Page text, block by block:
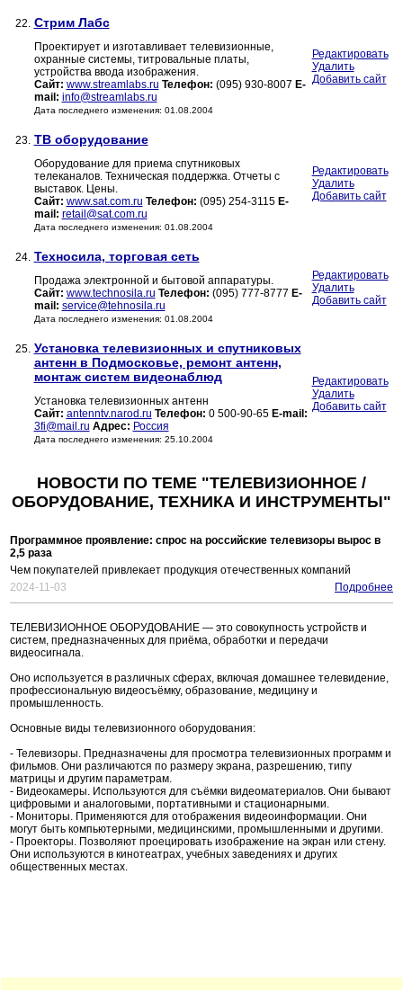
22. Стрим Лабс
Проектирует и изготавливает телевизионные,
охранные системы, титровальные платы,
устройства ввода изображения.
Сайт: www.streamlabs.ru Телефон: (095) 930-8007 E-
mail: info@streamlabs.ru
Дата последнего изменения: 01.08.2004
Редактировать
Удалить
Добавить сайт
23. ТВ оборудование
Оборудование для приема спутниковых
телеканалов. Техническая поддержка. Отчеты с
выставок. Цены.
Сайт: www.sat.com.ru Телефон: (095) 254-3115 E-
mail: retail@sat.com.ru
Дата последнего изменения: 01.08.2004
Редактировать
Удалить
Добавить сайт
24. Техносила, торговая сеть
Продажа электронной и бытовой аппаратуры.
Сайт: www.technosila.ru Телефон: (095) 777-8777 E-
mail: service@tehnosila.ru
Дата последнего изменения: 01.08.2004
Редактировать
Удалить
Добавить сайт
25. Установка телевизионных и спутниковых
антенн в Подмосковье, ремонт антенн,
монтаж систем видеонаблюд
Установка телевизионных антенн
Сайт: antenntv.narod.ru Телефон: 0 500-90-65 E-mail:
3fi@mail.ru Адрес: Россия
Дата последнего изменения: 25.10.2004
Редактировать
Удалить
Добавить сайт
НОВОСТИ ПО ТЕМЕ "ТЕЛЕВИЗИОННОЕ /
ОБОРУДОВАНИЕ, ТЕХНИКА И ИНСТРУМЕНТЫ"
Программное проявление: спрос на российские телевизоры вырос в
2,5 раза
Чем покупателей привлекает продукция отечественных компаний
2024-11-03
Подробнее
ТЕЛЕВИЗИОННОЕ ОБОРУДОВАНИЕ — это совокупность устройств и
систем, предназначенных для приёма, обработки и передачи
видеосигнала.
Оно используется в различных сферах, включая домашнее телевидение,
профессиональную видеосъёмку, образование, медицину и
промышленность.
Основные виды телевизионного оборудования:
- Телевизоры. Предназначены для просмотра телевизионных программ и
фильмов. Они различаются по размеру экрана, разрешению, типу
матрицы и другим параметрам.
- Видеокамеры. Используются для съёмки видеоматериалов. Они бывают
цифровыми и аналоговыми, портативными и стационарными.
- Мониторы. Применяются для отображения видеоинформации. Они
могут быть компьютерными, медицинскими, промышленными и другими.
- Проекторы. Позволяют проецировать изображение на экран или стену.
Они используются в кинотеатрах, учебных заведениях и других
общественных местах.